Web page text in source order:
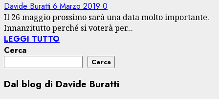
Davide Buratti 6 Marzo 2019 0
Il 26 maggio prossimo sarà una data molto importante.
Innanzitutto perché si voterà per...
LEGGI TUTTO
Cerca
Cerca
Dal blog di Davide Buratti